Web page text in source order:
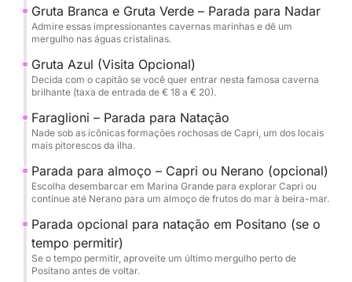
visitar a famosa Gruta Azul, onde um pequeno
passeio de barco o levará para dentro de sua
caverna azul brilhante (taxa de entrada de € 18 a €
20, a ser decidida com o capitão). Em seguida,
paramos nas icônicas formações rochosas de
pontos mais pitorescos da ilha.
renomado restaurante à beira-mar em Nerano,
famoso por seu espaguete alla Nerano, ou
desembarcar em Capri para explorar a ilha no seu
próprio ritmo. O capitão marcará um ponto de
encontro para seu retorno. No caminho de volta, se
o tempo permitir, podemos fazer uma parada
Gruta Branca e Gruta Verde – Parada para Nadar
Admire essas impressionantes cavernas marinhas e dê um
mergulho nas águas cristalinas.
Gruta Azul (Visita Opcional)
Decida com o capitão se você quer entrar nesta famosa caverna
brilhante (taxa de entrada de € 18 a € 20).
Faraglioni – Parada para Natação
Nade sob as icônicas formações rochosas de Capri, um dos locais
mais pitorescos da ilha.
Parada para almoço – Capri ou Nerano (opcional)
Escolha desembarcar em Marina Grande para explorar Capri ou
continue até Nerano para um almoço de frutos do mar à beira-mar.
Parada opcional para natação em Positano (se o
tempo permitir)
Se o tempo permitir, aproveite um último mergulho perto de
Positano antes de voltar.